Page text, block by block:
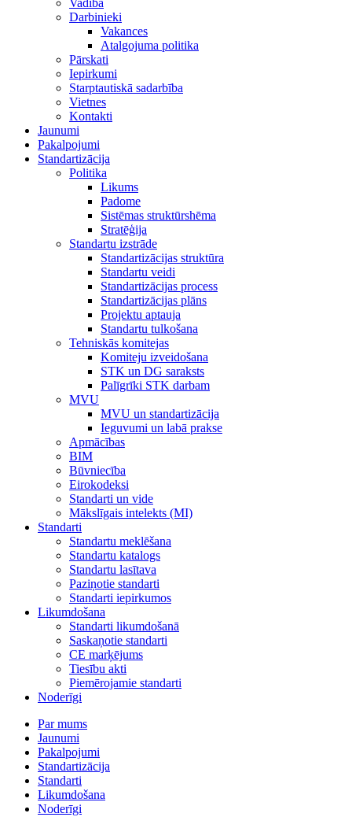
Vadība
Darbinieki
Vakances
Atalgojuma politika
Pārskati
Iepirkumi
Starptautiskā sadarbība
Vietnes
Kontakti
Jaunumi
Pakalpojumi
Standartizācija
Politika
Likums
Padome
Sistēmas struktūrshēma
Stratēģija
Standartu izstrāde
Standartizācijas struktūra
Standartu veidi
Standartizācijas process
Standartizācijas plāns
Projektu aptauja
Standartu tulkošana
Tehniskās komitejas
Komiteju izveidošana
STK un DG saraksts
Palīgrīki STK darbam
MVU
MVU un standartizācija
Ieguvumi un labā prakse
Apmācības
BIM
Būvniecība
Eirokodeksi
Standarti un vide
Mākslīgais intelekts (MI)
Standarti
Standartu meklēšana
Standartu katalogs
Standartu lasītava
Paziņotie standarti
Standarti iepirkumos
Likumdošana
Standarti likumdošanā
Saskaņotie standarti
CE marķējums
Tiesību akti
Piemērojamie standarti
Noderīgi
Par mums
Jaunumi
Pakalpojumi
Standartizācija
Standarti
Likumdošana
Noderīgi